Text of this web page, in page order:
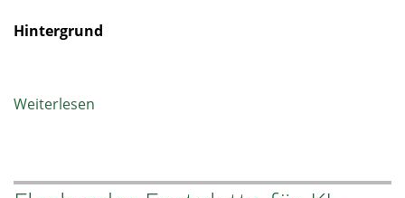
Hintergrund
Weiterlesen